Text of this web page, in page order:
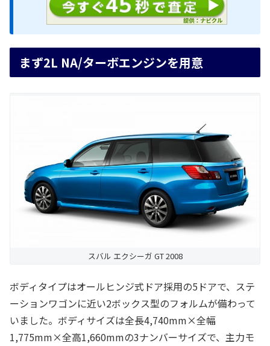
まず2L NA/ターボエンジンを用意
スバル エクシーガ GT 2008
ボディタイプはオールヒンジ式ドア採用の5ドアで、ステ
ーションワゴンに近い2ボックス型のフォルムが備わって
いました。ボディサイズは全長4,740mm×全幅
1,775mm×全高1,660mmの3ナンバーサイズで、主力モ